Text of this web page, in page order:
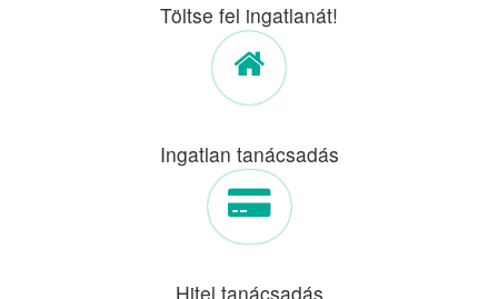
Töltse fel ingatlanát!
Ingatlan tanácsadás
Hitel tanácsadás